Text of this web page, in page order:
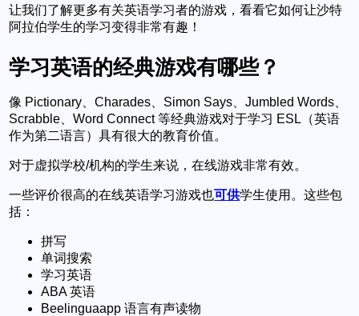
让我们了解更多有关英语学习者的游戏，看看它如何让沙特
阿拉伯学生的学习变得非常有趣！
学习英语的经典游戏有哪些？
像 Pictionary、Charades、Simon Says、Jumbled Words、
Scrabble、Word Connect 等经典游戏对于学习 ESL（英语
作为第二语言）具有很大的教育价值。
对于虚拟学校/机构的学生来说，在线游戏非常有效。
一些评价很高的在线英语学习游戏也可供学生使用。这些包
括：
拼写
单词搜索
学习英语
ABA 英语
Beelinguaapp 语言有声读物